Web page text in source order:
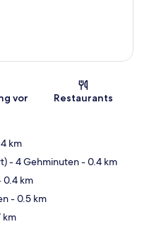
vor
Restaurants
km
- 4 Gehminuten- 0.4 km
0.4 km
- 0.5 km
km